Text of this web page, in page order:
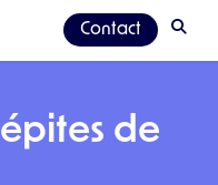
Contact
de